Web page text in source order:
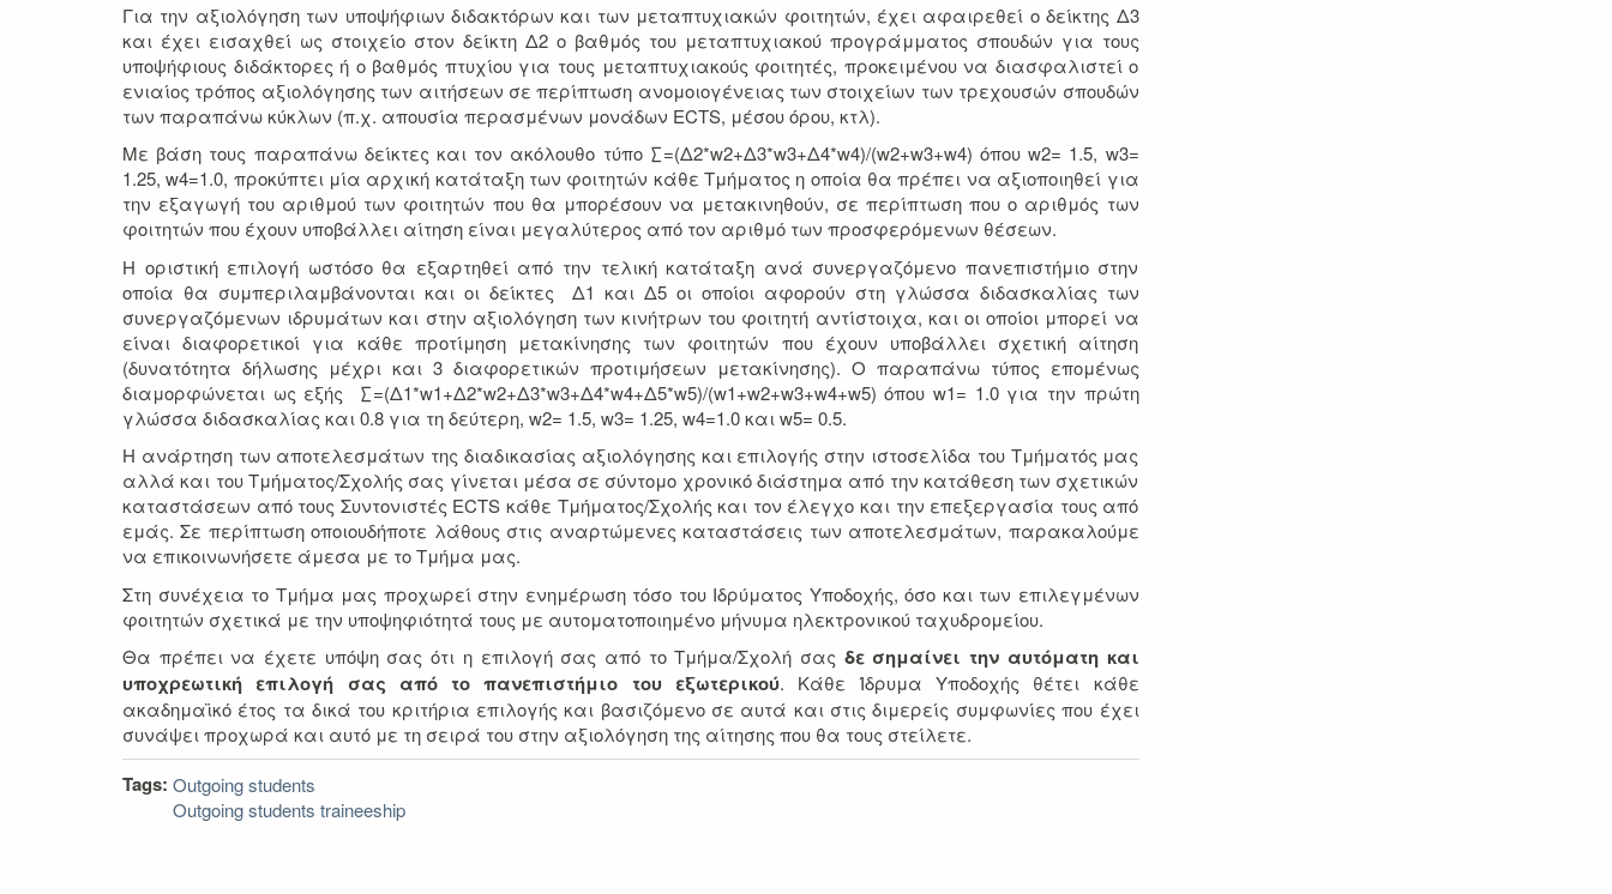
Για την αξιολόγηση των υποψήφιων διδακτόρων και των μεταπτυχιακών φοιτητών, έχει αφαιρεθεί ο δείκτης Δ3
και έχει εισαχθεί ως στοιχείο στον δείκτη Δ2 ο βαθμός του μεταπτυχιακού προγράμματος σπουδών για τους
υποψήφιους διδάκτορες ή ο βαθμός πτυχίου για τους μεταπτυχιακούς φοιτητές, προκειμένου να διασφαλιστεί ο
ενιαίος τρόπος αξιολόγησης των αιτήσεων σε περίπτωση ανομοιογένειας των στοιχείων των τρεχουσών σπουδών
των παραπάνω κύκλων (π.χ. απουσία περασμένων μονάδων ECTS, μέσου όρου, κτλ).
Με βάση τους παραπάνω δείκτες και τον ακόλουθο τύπο ∑=(Δ2*w2+Δ3*w3+Δ4*w4)/(w2+w3+w4) όπου w2= 1.5, w3=
1.25, w4=1.0, προκύπτει μία αρχική κατάταξη των φοιτητών κάθε Τμήματος η οποία θα πρέπει να αξιοποιηθεί για
την εξαγωγή του αριθμού των φοιτητών που θα μπορέσουν να μετακινηθούν, σε περίπτωση που ο αριθμός των
φοιτητών που έχουν υποβάλλει αίτηση είναι μεγαλύτερος από τον αριθμό των προσφερόμενων θέσεων.
Η οριστική επιλογή ωστόσο θα εξαρτηθεί από την τελική κατάταξη ανά συνεργαζόμενο πανεπιστήμιο στην
οποία θα συμπεριλαμβάνονται και οι δείκτες Δ1 και Δ5 οι οποίοι αφορούν στη γλώσσα διδασκαλίας των
συνεργαζόμενων ιδρυμάτων και στην αξιολόγηση των κινήτρων του φοιτητή αντίστοιχα, και οι οποίοι μπορεί να
είναι διαφορετικοί για κάθε προτίμηση μετακίνησης των φοιτητών που έχουν υποβάλλει σχετική αίτηση
(δυνατότητα δήλωσης μέχρι και 3 διαφορετικών προτιμήσεων μετακίνησης). Ο παραπάνω τύπος επομένως
διαμορφώνεται ως εξής ∑=(Δ1*w1+Δ2*w2+Δ3*w3+Δ4*w4+Δ5*w5)/(w1+w2+w3+w4+w5) όπου w1= 1.0 για την πρώτη
γλώσσα διδασκαλίας και 0.8 για τη δεύτερη, w2= 1.5, w3= 1.25, w4=1.0 και w5= 0.5.
Η ανάρτηση των αποτελεσμάτων της διαδικασίας αξιολόγησης και επιλογής στην ιστοσελίδα του Τμήματός μας
αλλά και του Τμήματος/Σχολής σας γίνεται μέσα σε σύντομο χρονικό διάστημα από την κατάθεση των σχετικών
καταστάσεων από τους Συντονιστές ECTS κάθε Τμήματος/Σχολής και τον έλεγχο και την επεξεργασία τους από
εμάς. Σε περίπτωση οποιουδήποτε λάθους στις αναρτώμενες καταστάσεις των αποτελεσμάτων, παρακαλούμε
να επικοινωνήσετε άμεσα με το Τμήμα μας.
Στη συνέχεια το Τμήμα μας προχωρεί στην ενημέρωση τόσο του Ιδρύματος Υποδοχής, όσο και των επιλεγμένων
φοιτητών σχετικά με την υποψηφιότητά τους με αυτοματοποιημένο μήνυμα ηλεκτρονικού ταχυδρομείου.
Θα πρέπει να έχετε υπόψη σας ότι η επιλογή σας από το Τμήμα/Σχολή σας δε σημαίνει την αυτόματη και
υποχρεωτική επιλογή σας από το πανεπιστήμιο του εξωτερικού. Κάθε Ίδρυμα Υποδοχής θέτει κάθε
ακαδημαϊκό έτος τα δικά του κριτήρια επιλογής και βασιζόμενο σε αυτά και στις διμερείς συμφωνίες που έχει
συνάψει προχωρά και αυτό με τη σειρά του στην αξιολόγηση της αίτησης που θα τους στείλετε.
Tags: Outgoing students
Outgoing students traineeship